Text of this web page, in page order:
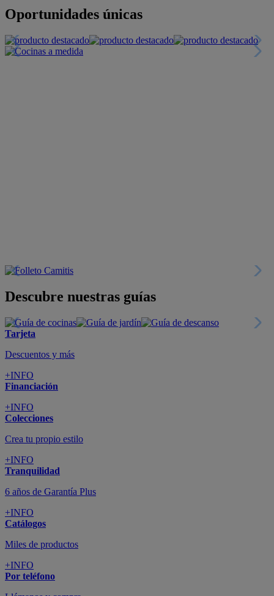
Oportunidades únicas
Descubre nuestras guías
Tarjeta
Descuentos y más
+INFO
Financiación
+INFO
Colecciones
Crea tu propio estilo
+INFO
Tranquilidad
6 años de Garantía Plus
+INFO
Catálogos
Miles de productos
+INFO
Por teléfono